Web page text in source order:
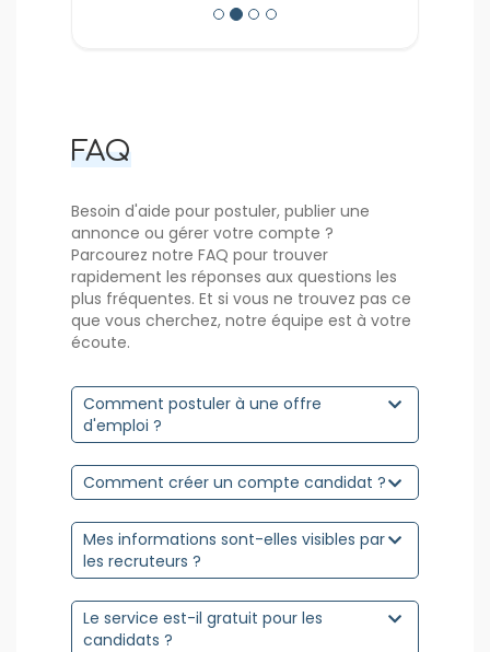
FAQ
Besoin d'aide pour postuler, publier une
annonce ou gérer votre compte ?
Parcourez notre FAQ pour trouver
rapidement les réponses aux questions les
plus fréquentes. Et si vous ne trouvez pas ce
que vous cherchez, notre équipe est à votre
écoute.
Comment postuler à une offre
d'emploi ?
Comment créer un compte candidat ?
Mes informations sont-elles visibles par
les recruteurs ?
Le service est-il gratuit pour les
candidats ?